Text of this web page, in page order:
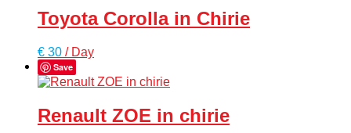
Toyota Corolla in Chirie
€ 30 / Day
Save
Renault ZOE in chirie